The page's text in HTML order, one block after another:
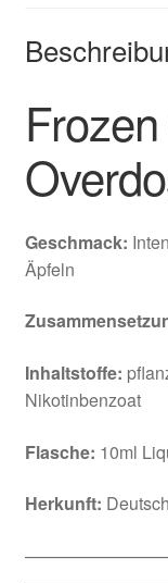
Geschmack:
Äpfeln
Inhaltstoffe:
Nikotinbenzoat
Flasche: 10ml
Herkunft: